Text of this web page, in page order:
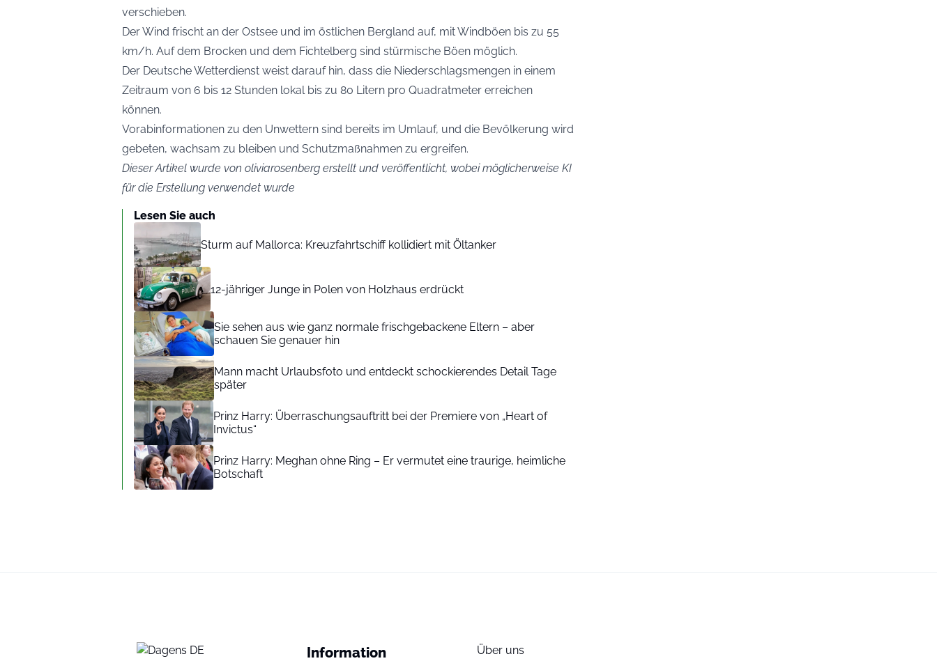
verschieben.
Der Wind frischt an der Ostsee und im östlichen Bergland auf, mit Windböen bis zu 55
km/h. Auf dem Brocken und dem Fichtelberg sind stürmische Böen möglich.
Der Deutsche Wetterdienst weist darauf hin, dass die Niederschlagsmengen in einem
Zeitraum von 6 bis 12 Stunden lokal bis zu 80 Litern pro Quadratmeter erreichen
können.
Vorabinformationen zu den Unwettern sind bereits im Umlauf, und die Bevölkerung wird
gebeten, wachsam zu bleiben und Schutzmaßnahmen zu ergreifen.
Dieser Artikel wurde von oliviarosenberg erstellt und veröffentlicht, wobei möglicherweise KI
für die Erstellung verwendet wurde
Lesen Sie auch
Sturm auf Mallorca: Kreuzfahrtschiff kollidiert mit Öltanker
12-jähriger Junge in Polen von Holzhaus erdrückt
Sie sehen aus wie ganz normale frischgebackene Eltern – aber
schauen Sie genauer hin
Mann macht Urlaubsfoto und entdeckt schockierendes Detail Tage
später
Prinz Harry: Überraschungsauftritt bei der Premiere von „Heart of
Invictus“
Prinz Harry: Meghan ohne Ring – Er vermutet eine traurige, heimliche
Botschaft
Information
Über uns